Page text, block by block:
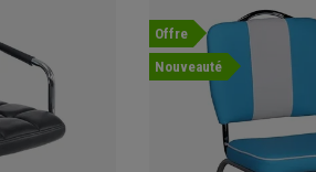
Offre
Nouveauté